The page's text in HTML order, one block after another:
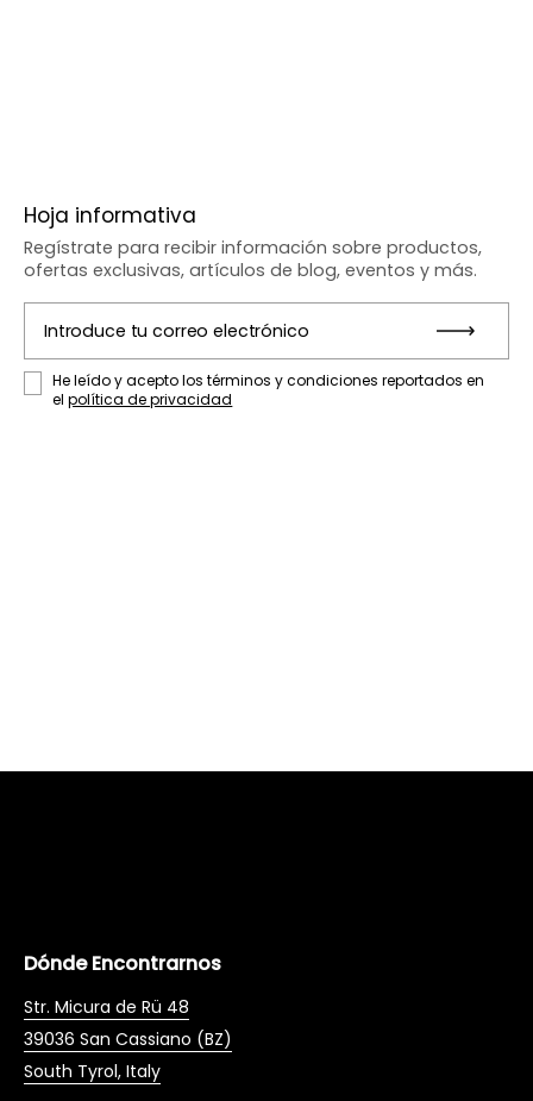
Hoja informativa
He leído y acepto los términos y condiciones reportados en
el política de privacidad
Regístrate para recibir información sobre productos,
ofertas exclusivas, artículos de blog, eventos y más.
Dónde Encontrarnos
Str. Micura de Rü 48
39036 San Cassiano (BZ)
South Tyrol, Italy